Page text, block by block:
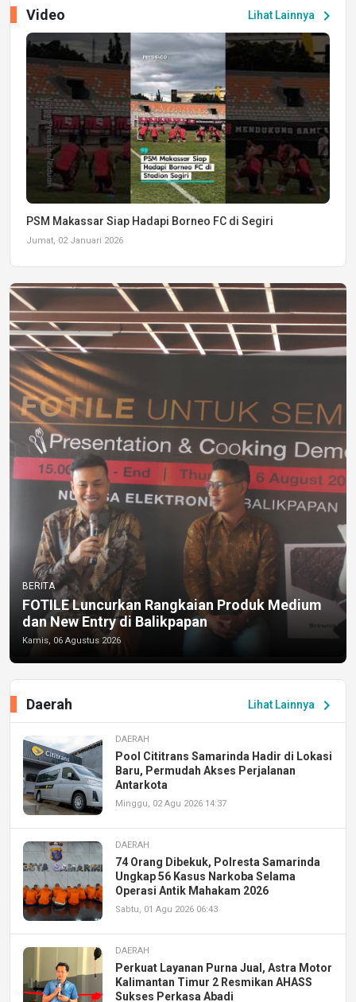
Lihat Lainnya chevron_right
Video
PSM Makassar Siap Hadapi Borneo FC di Segiri
Jumat, 02 Januari 2026
BERITA
FOTILE Luncurkan Rangkaian Produk Medium
dan New Entry di Balikpapan
Kamis, 06 Agustus 2026
Lihat Lainnya chevron_right
Daerah
DAERAH
Pool Cititrans Samarinda Hadir di Lokasi
Baru, Permudah Akses Perjalanan
Antarkota
Minggu, 02 Agu 2026 14:37
DAERAH
74 Orang Dibekuk, Polresta Samarinda
Ungkap 56 Kasus Narkoba Selama
Operasi Antik Mahakam 2026
Sabtu, 01 Agu 2026 06:43
DAERAH
Perkuat Layanan Purna Jual, Astra Motor
Kalimantan Timur 2 Resmikan AHASS
Sukses Perkasa Abadi